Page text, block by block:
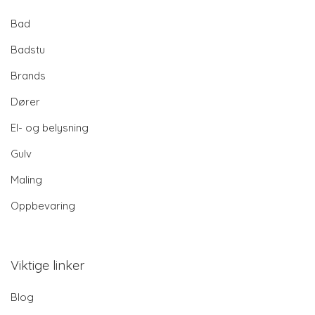
Bad
Badstu
Brands
Dører
El- og belysning
Gulv
Maling
Oppbevaring
Viktige linker
Blog